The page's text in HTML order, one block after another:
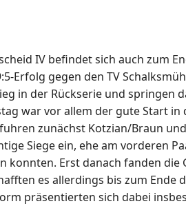
IV befindet sich auch zum
Erfolg gegen den TV
in der Rückserie und springen
war vor allem der gute Start in
zunächst Kotzian/Braun und
Siege ein, ehe am vorderen
konnten. Erst danach fanden die
es allerdings bis zum Ende
präsentierten sich dabei